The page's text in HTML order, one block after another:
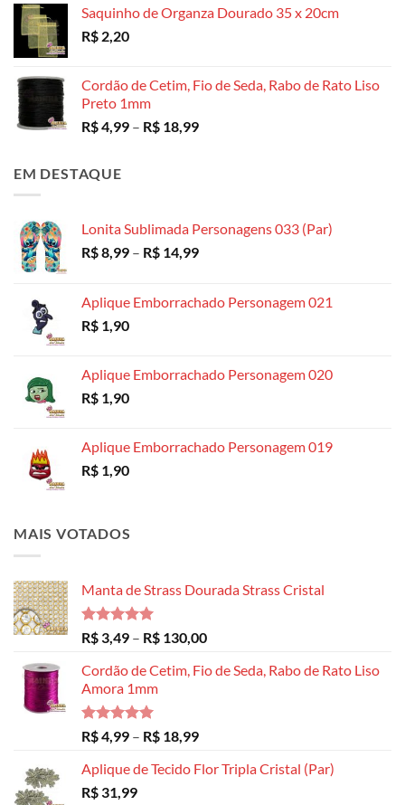
preço:
Saquinho de Organza Dourado 35 x 20cm
R$ 2,20
Cordão de Cetim, Fio de Seda, Rabo de Rato Liso
Preto 1mm
R$4,99 – R$ 18,99Faixa
EM DESTAQUE
Lonita Sublimada Personagens 033 (Par)
R$8,99 – R$ 14,99Faixa
R$ 8,99
Aplique Emborrachado Personagem 021
R$ 1,90
Aplique Emborrachado Personagem 020
R$ 1,90
Aplique Emborrachado Personagem 019
R$ 1,90
MAIS VOTADOS
Manta de Strass Dourada Strass Cristal
Avaliação
5.00
de 5
R$ 3,49 – R$ 130,00Faixa
preço:
Cordão de Cetim, Fio de Seda, Rabo de Rato Liso
Amora 1mm
Avaliação
5.00
de 5
R$4,99 – R$ 18,99Faixa
preço:
Aplique de Tecido Flor Tripla Cristal (Par)
R$ 31,99